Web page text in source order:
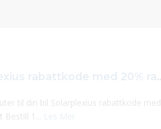
til din bil Solarplexius rabattkode med
Bestill 1...